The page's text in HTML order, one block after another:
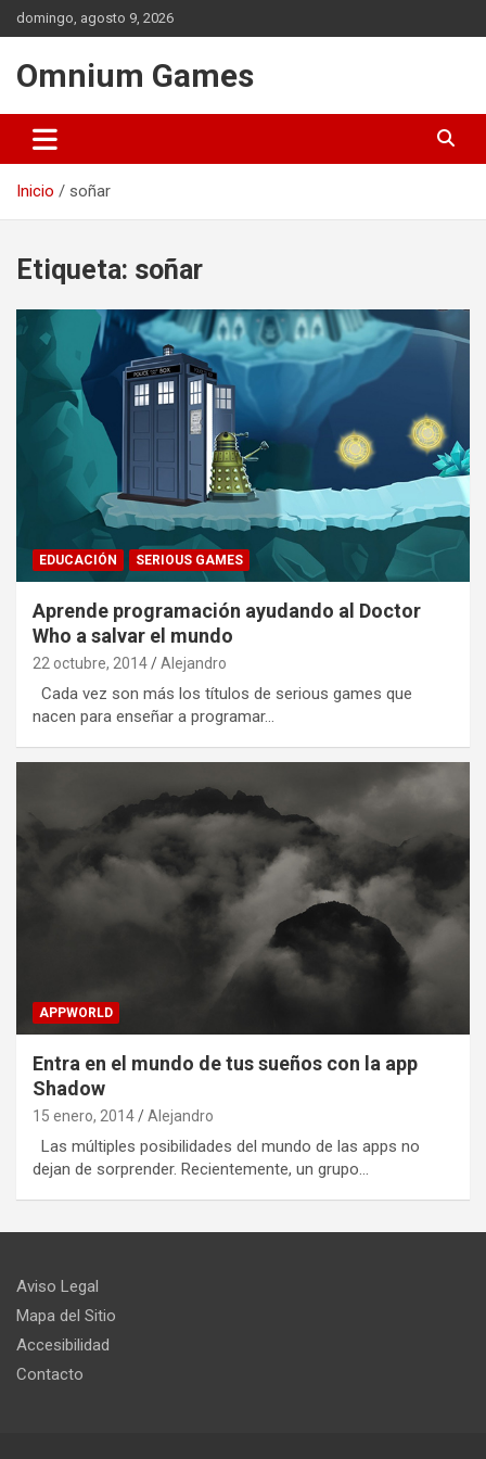
Saltar
al
domingo, agosto 9, 2026
Omnium Games
Inicio soñar
Etiqueta: soñar
EDUCACIÓN SERIOUS GAMES
Aprende programación ayudando al Doctor
Who a salvar el mundo
22 octubre, 2014 Alejandro
Cada vez son más los títulos de serious games que
nacen para enseñar a programar…
APPWORLD
Entra en el mundo de tus sueños con la app
Shadow
15 enero, 2014 Alejandro
Las múltiples posibilidades del mundo de las apps no
dejan de sorprender. Recientemente, un grupo…
Aviso Legal
Mapa del Sitio
Accesibilidad
Contacto